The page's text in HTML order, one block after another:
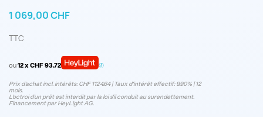
1 069,00 CHF
TTC
ou12 x CHF 93.72
Prix d’achat incl. intérêts: CHF 1124.64 | Taux d‘intérêt effectif: 9.90% | 12
mois.
L'octroi d'un prêt est interdit par la loi s'il conduit au surendettement.
Financement par HeyLight AG.